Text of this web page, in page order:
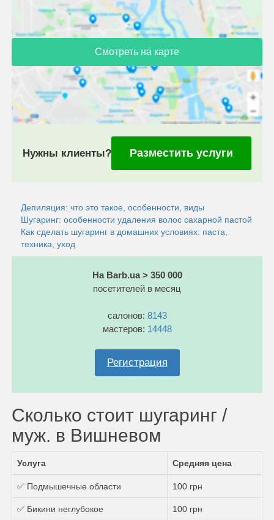
Смотреть на карте
Нужны клиенты? Разместить услуги
Депиляция: что это такое, особенности, виды
Шугаринг: особенности удаления волос сахарной пастой
Как сделать шугаринг в домашних условиях: паста,
техника, уход
На Barb.ua > 350 000
посетителей в месяц
салонов: 8143
мастеров: 14448
Регистрация
Сколько стоит шугаринг /
муж. в Вишневом
Услуга Средняя цена
✅ Подмышечные области 100 грн
✅ Бикини неглубокое 100 грн